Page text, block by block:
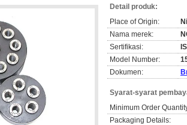
Detail produk:
Place of Origin:
Nama merek:
Sertifikasi:
Model Number:
Dokumen:
Syarat-syarat
Minimum Order
Packaging Details: